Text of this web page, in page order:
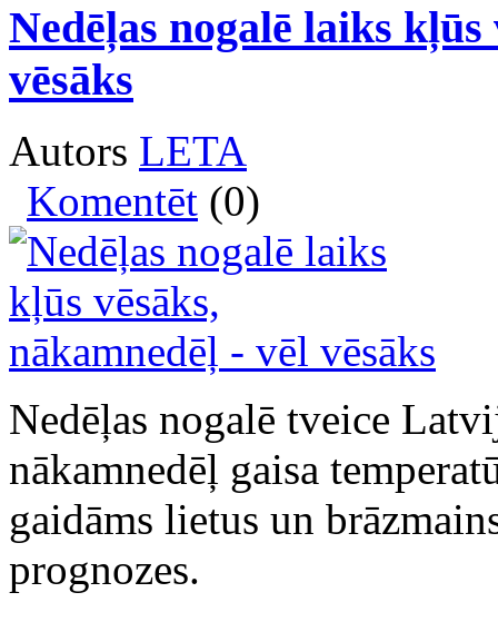
Nedēļas nogalē laiks
vēsāks
Autors LETA
Komentēt (0)
Nedēļas nogalē tveice
nākamnedēļ gaisa
gaidāms lietus un
prognozes.